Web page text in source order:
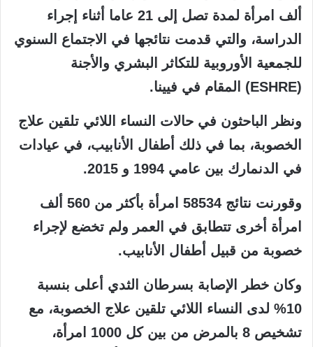
ألف امرأة لمدة تصل إلى 21 عاما أثناء إجراء
الدراسة، والتي قدمت نتائجها في الاجتماع السنوي
للجمعية الأوروبية للتكاثر البشري والأجنة
(ESHRE) المقام في فيينا.
ونظر الباحثون في حالات النساء اللائي تلقين علاج
الخصوبة، بما في ذلك أطفال الأنابيب، في عيادات
في الدنمارك بين عامي 1994 و 2015.
وقورنت نتائج 58534 امرأة بأكثر من 560 ألف
امرأة أخرى تتطابق في العمر ولم تخضع لإجراء
خصوبة من قبيل أطفال الأنابيب.
وكان خطر الإصابة بسرطان الثدي أعلى بنسبة
10% لدى النساء اللائي تلقين علاج الخصوبة، مع
تشخيص 8 بالمرض من بين كل 1000 امرأة،